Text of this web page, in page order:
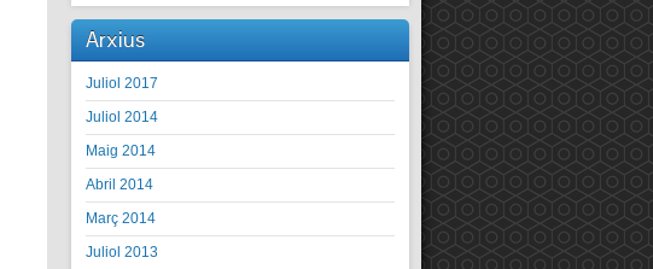
Arxius
Juliol 2017
Juliol 2014
Maig 2014
Abril 2014
Març 2014
Juliol 2013